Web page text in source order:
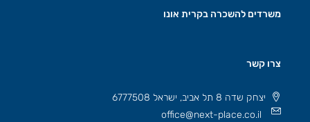
משרדים להשכרה בקרית אונו
צרו קשר
יצחק שדה 8 תל אביב, ישראל 6777508
office@next-place.co.il